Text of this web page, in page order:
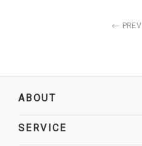
PREV
ABOUT
SERVICE